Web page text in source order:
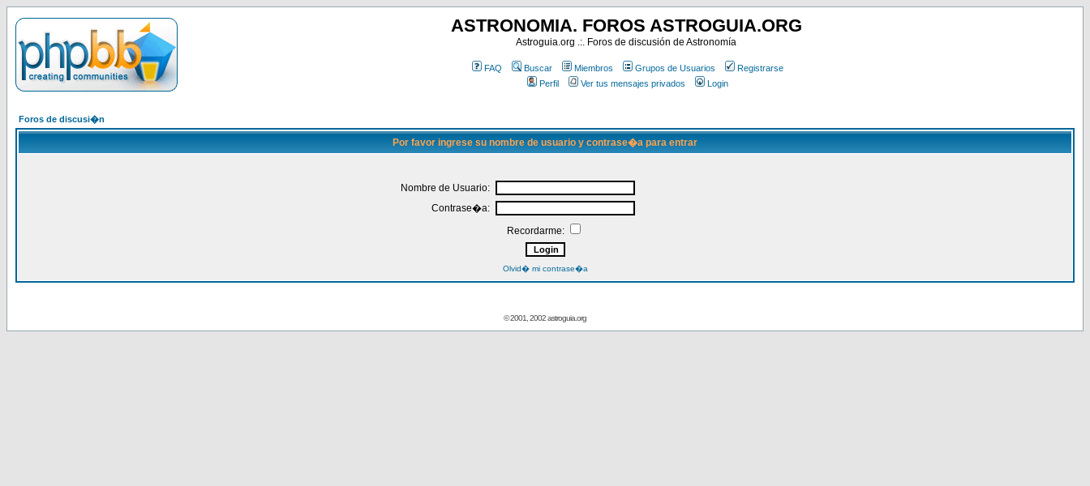
ASTRONOMIA. FOROS ASTROGUIA.ORG
Astroguia.org .:. Foros de discusión de Astronomía
FAQ Buscar Miembros Grupos de Usuarios
Registrarse
Perfil
Ver tus mensajes privados Login
Foros de discusi�n
Por favor ingrese su nombre de usuario y contrase�a para entrar
Nombre de Usuario:
Contrase�a:
Recordarme:
Olvid� mi contrase�a
© 2001, 2002 astroguia.org